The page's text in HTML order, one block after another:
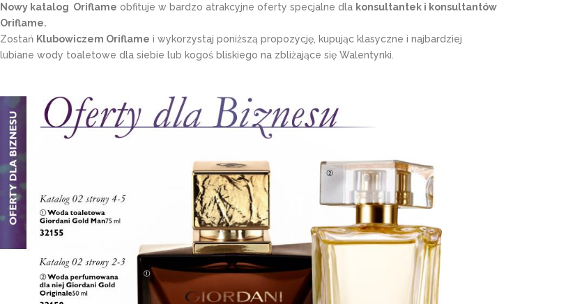
Nowy katalog Oriflame obfituje w bardzo atrakcyjne oferty specjalne dla konsultantek i konsultantów
Oriflame.
Zostań Klubowiczem Oriflame i wykorzystaj poniższą propozycję, kupując klasyczne i najbardziej
lubiane wody toaletowe dla siebie lub kogoś bliskiego na zbliżające się Walentynki.